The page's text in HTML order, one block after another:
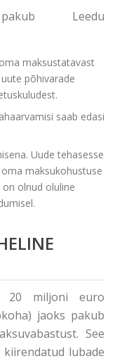
Leedu
maksustatavast
põhivarade
saab edasi
Uude tehasesse
maksukohustuse
olnud oluline
20 miljoni euro
jaoks pakub
See
kiirendatud lubade